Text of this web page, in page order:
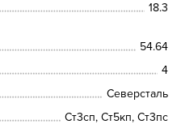
18.3
54.64
4
Северсталь
Ст3сп, Ст5кп, Ст3пс